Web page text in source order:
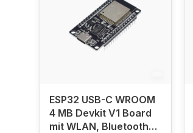
ESP32 USB-C WROOM
4 MB Devkit V1 Board
mit WLAN, Bluetooth